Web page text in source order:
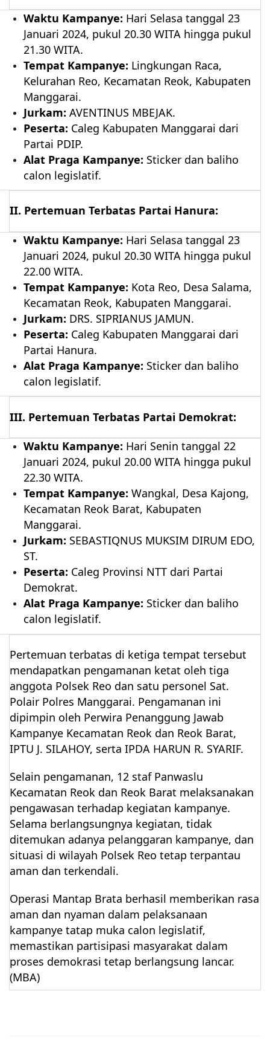
Waktu Kampanye: Hari Selasa tanggal 23
Januari 2024, pukul 20.30 WITA hingga pukul
21.30 WITA.
Tempat Kampanye: Lingkungan Raca,
Kelurahan Reo, Kecamatan Reok, Kabupaten
Manggarai.
Jurkam: AVENTINUS MBEJAK.
Peserta: Caleg Kabupaten Manggarai dari
Partai PDIP.
Alat Praga Kampanye: Sticker dan baliho
calon legislatif.
II. Pertemuan Terbatas Partai Hanura:
Waktu Kampanye: Hari Selasa tanggal 23
Januari 2024, pukul 20.30 WITA hingga pukul
22.00 WITA.
Tempat Kampanye: Kota Reo, Desa Salama,
Kecamatan Reok, Kabupaten Manggarai.
Jurkam: DRS. SIPRIANUS JAMUN.
Peserta: Caleg Kabupaten Manggarai dari
Partai Hanura.
Alat Praga Kampanye: Sticker dan baliho
calon legislatif.
III. Pertemuan Terbatas Partai Demokrat:
Waktu Kampanye: Hari Senin tanggal 22
Januari 2024, pukul 20.00 WITA hingga pukul
22.30 WITA.
Tempat Kampanye: Wangkal, Desa Kajong,
Kecamatan Reok Barat, Kabupaten
Manggarai.
Jurkam: SEBASTIQNUS MUKSIM DIRUM EDO,
ST.
Peserta: Caleg Provinsi NTT dari Partai
Demokrat.
Alat Praga Kampanye: Sticker dan baliho
calon legislatif.
Pertemuan terbatas di ketiga tempat tersebut
mendapatkan pengamanan ketat oleh tiga
anggota Polsek Reo dan satu personel Sat.
Polair Polres Manggarai. Pengamanan ini
dipimpin oleh Perwira Penanggung Jawab
Kampanye Kecamatan Reok dan Reok Barat,
IPTU J. SILAHOY, serta IPDA HARUN R. SYARIF.
Selain pengamanan, 12 staf Panwaslu
Kecamatan Reok dan Reok Barat melaksanakan
pengawasan terhadap kegiatan kampanye.
Selama berlangsungnya kegiatan, tidak
ditemukan adanya pelanggaran kampanye, dan
situasi di wilayah Polsek Reo tetap terpantau
aman dan terkendali.
Operasi Mantap Brata berhasil memberikan rasa
aman dan nyaman dalam pelaksanaan
kampanye tatap muka calon legislatif,
memastikan partisipasi masyarakat dalam
proses demokrasi tetap berlangsung lancar.
(MBA)